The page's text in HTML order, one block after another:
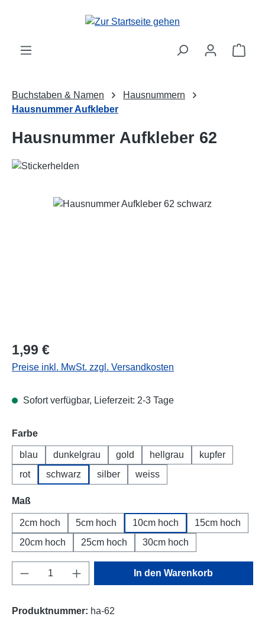
Zum Hauptinhalt springen
Buchstaben & Namen
Hausnummern
Hausnummer Aufkleber
Hausnummer Aufkleber 62
Bildergalerie überspringen
Regulärer Preis:
1,99 €
Preise inkl. MwSt. zzgl. Versandkosten
Sofort verfügbar, Lieferzeit: 2-3 Tage
Farbe
blau dunkelgrau gold hellgrau
kupfer
rot
schwarz silber weiss
Maß
2cm hoch 5cm hoch 10cm hoch
15cm hoch
20cm hoch
25cm hoch 30cm hoch
Produkt Anzahl: Gib den gewünschten
In den Warenkorb
Produktnummer: ha-62